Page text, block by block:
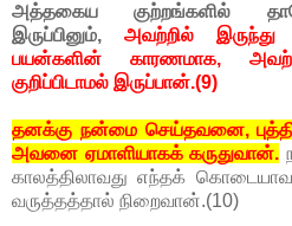
அத்தகைய குற்றங்களில்
இருப்பினும்,
அவற்றில்
பயன்களின் காரணமாக,
குறிப்பிடாமல் இருப்பான்.(9)
தனக்கு நன்மை செய்தவனை,
அவனை ஏமாளியாகக் கருதுவான்.
காலத்திலாவது எந்தக்
வருத்தத்தால் நிறைவான்.(10)